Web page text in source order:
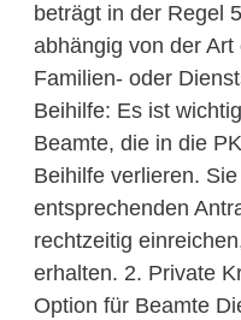
beträgt in der Regel
abhängig von der
Familien- oder
Beihilfe: Es ist
Beamte, die in die
Beihilfe verlieren.
entsprechenden
rechtzeitig
erhalten. 2. Private
Option für Beamte